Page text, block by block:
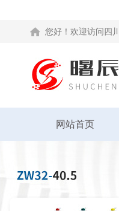
您好！欢迎访问四
网站首页